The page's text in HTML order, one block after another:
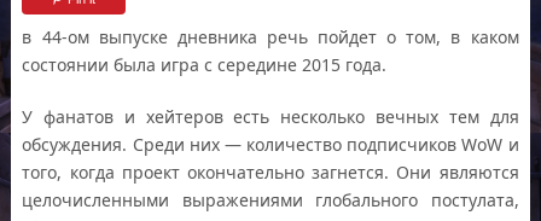
в 44-ом выпуске дневника речь пойдет о том, в каком
состоянии была игра с середине 2015 года.
У фанатов и хейтеров есть несколько вечных тем для
обсуждения. Среди них — количество подписчиков WoW и
того, когда проект окончательно загнется. Они являются
целочисленными выражениями глобального постулата,